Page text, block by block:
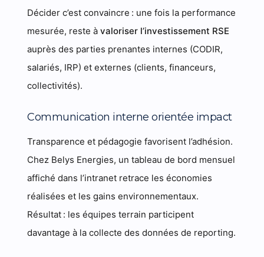
Décider c’est convaincre : une fois la performance
mesurée, reste àvaloriser l’investissement RSE
auprès des parties prenantes internes (CODIR,
salariés, IRP) et externes (clients, financeurs,
collectivités).
Communication interne orientée impact
Transparence et pédagogie favorisent l’adhésion.
Chez Belys Energies, un tableau de bord mensuel
affiché dans l’intranet retrace les économies
réalisées et les gains environnementaux.
Résultat : les équipes terrain participent
davantage à la collecte des données de reporting.